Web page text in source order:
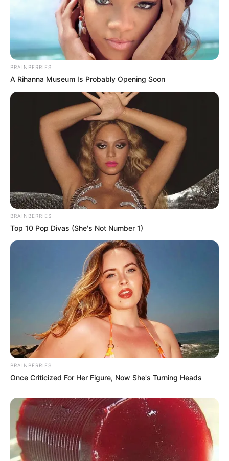
BRAINBERRIES
A Rihanna Museum Is Probably Opening Soon
BRAINBERRIES
Top 10 Pop Divas (She's Not Number 1)
BRAINBERRIES
Once Criticized For Her Figure, Now She's Turning Heads